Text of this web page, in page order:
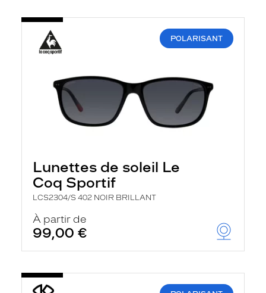
POLARISANT
Lunettes de soleil Le
Coq Sportif
LCS2304/S 402 NOIR BRILLANT
À partir de
99,00 €